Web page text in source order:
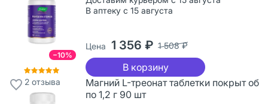
−10%
2 отзыва
В аптеку с 15 августа
Цена 1 356 ₽ 1 508 ₽
В корзину
Магний L-треонат таблетки покрыт об
по 1,2 г 90 шт